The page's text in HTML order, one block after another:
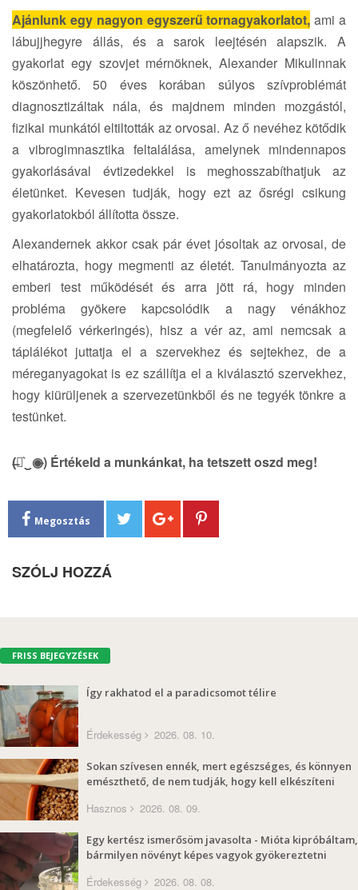
Ajánlunk egy nagyon egyszerű tornagyakorlatot, ami a
lábujjhegyre állás, és a sarok leejtésén alapszik. A
gyakorlat egy szovjet mérnöknek, Alexander Mikulinnak
köszönhető. 50 éves korában súlyos szívproblémát
diagnosztizáltak nála, és majdnem minden mozgástól,
fizikai munkától eltiltották az orvosai. Az ő nevéhez kötődik
a vibrogimnasztika feltalálása, amelynek mindennapos
gyakorlásával évtizedekkel is meghosszabíthatjuk az
életünket. Kevesen tudják, hogy ezt az ősrégi csikung
gyakorlatokból állította össze.
Alexandernek akkor csak pár évet jósoltak az orvosai, de
elhatározta, hogy megmenti az életét. Tanulmányozta az
emberi test működését és arra jött rá, hogy minden
probléma gyökere kapcsolódik a nagy vénákhoz
(megfelelő vérkeringés), hisz a vér az, ami nemcsak a
táplálékot juttatja el a szervekhez és sejtekhez, de a
méreganyagokat is ez szállítja el a kiválasztó szervekhez,
hogy kiürüljenek a szervezetünkből és ne tegyék tönkre a
testünket.
(̶◉͛‿◉̶) Értékeld a munkánkat, ha tetszett oszd meg!
Megosztás
SZÓLJ HOZZÁ
FRISS BEJEGYZÉSEK
Így rakhatod el a paradicsomot télire
Érdekesség 2026. 08. 10.
Sokan szívesen ennék, mert egészséges, és könnyen
emészthető, de nem tudják, hogy kell elkészíteni
Hasznos 2026. 08. 09.
Egy kertész ismerősöm javasolta - Mióta kipróbáltam,
bármilyen növényt képes vagyok gyökereztetni
Érdekesség 2026. 08. 08.